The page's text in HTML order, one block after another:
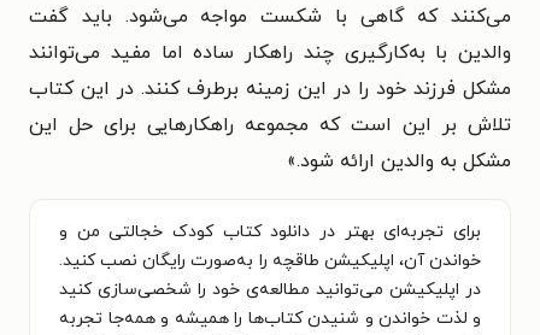
می‌کنند که گاهی با شکست مواجه می‌شود. باید گفت
والدین با به‌کارگیری چند راهکار ساده اما مفید می‌توانند
مشکل فرزند خود را در این زمینه برطرف کنند. در این کتاب
تلاش بر این است که مجموعه راهکارهایی برای حل این
مشکل به والدین ارائه شود.»
برای تجربه‌ای بهتر در دانلود کتاب کودک خجالتی من و
خواندن آن، اپلیکیشن طاقچه را به‌صورت رایگان نصب کنید.
در اپلیکیشن می‌توانید مطالعه‌ی خود را شخصی‌سازی کنید
و لذت خواندن و شنیدن کتاب‌ها را همیشه و همه‌جا تجربه